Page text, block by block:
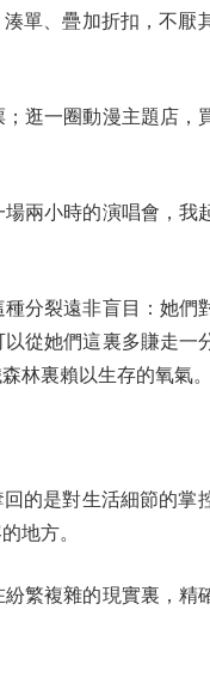
單、疊加折扣，不厭
逛一圈動漫主題店，
兩小時的演唱會，我
分裂遠非盲目：她們
從她們這裏多賺走一
林裏賴以生存的氧氣。
的是對生活細節的掌
地方。
繁複雜的現實裏，精